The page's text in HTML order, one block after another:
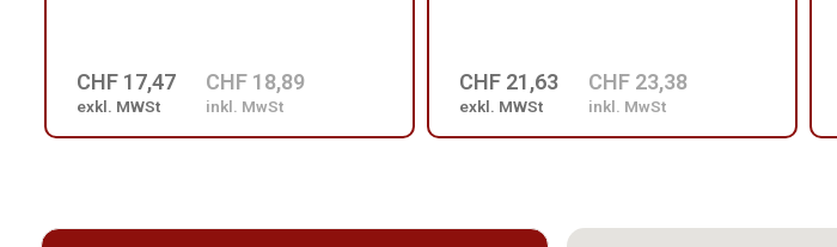
CHF 17,47
exkl. MWSt
CHF 18,89
inkl. MwSt
CHF 21,63
exkl. MWSt
CHF 23,38
inkl. MwSt